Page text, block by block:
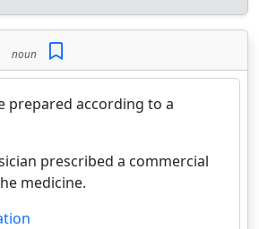
noun
prepared according to a
prescribed a commercial
medicine.